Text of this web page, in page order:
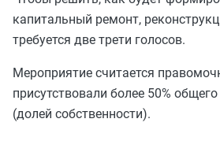
капитальный ремонт,
требуется две трети голосов.
Мероприятие считается
присутствовали более 50%
(долей собственности).